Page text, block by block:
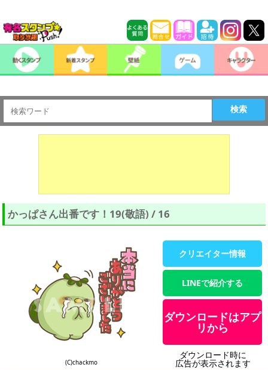
検索
かっぱさん出番です！19(敬語) / 16
(C)chackmo
クリエイター情報
LINEで紹介する
ダウンロードはアプ
リから
ダウンロード時に
広告が表示されます